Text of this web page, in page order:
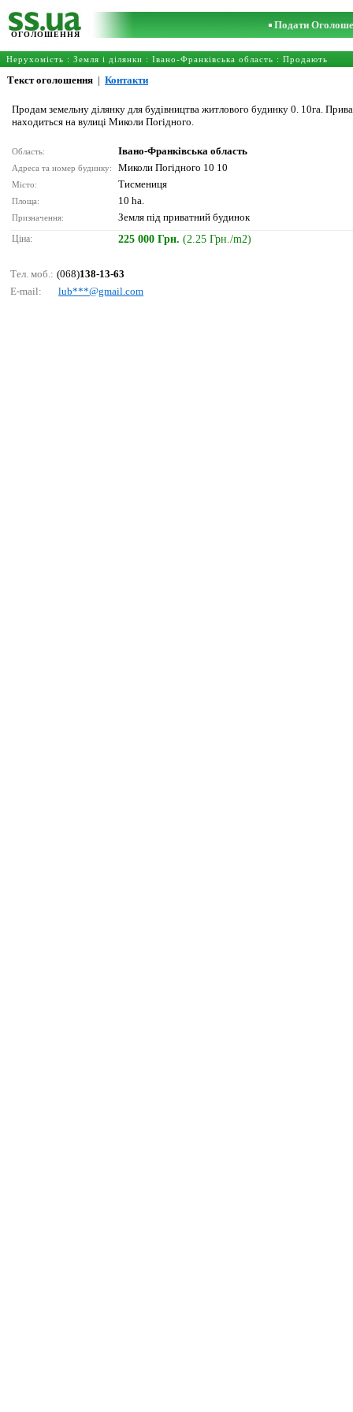
ОГОЛОШЕННЯ
Подати
Нерухомість : Земля і ділянки : Івано-Франківська область : Продають
Текст оголошення | Контакти
Продам земельну ділянку для будівництва житлового будинку 0. 10га.
находиться на вулиці Миколи Погідного.
Область: Івано-Франківська область
Адреса та номер будинку: Миколи Погідного 10 10
Місто: Тисмениця
Площа: 10 ha.
Призначення: Земля під приватний будинок
Ціна: 225 000 Грн. (2.25 Грн./m2)
Тел. моб.: (068)138-13-63
E-mail:
lub***@gmаil.соm